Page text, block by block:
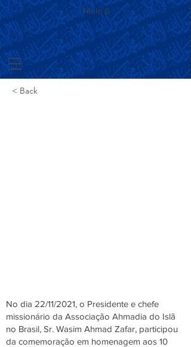
Título 6
< Back
No dia 22/11/2021, o Presidente e chefe
missionário da Associação Ahmadia do Islã
no Brasil, Sr. Wasim Ahmad Zafar, participou
da comemoração em homenagem aos 10